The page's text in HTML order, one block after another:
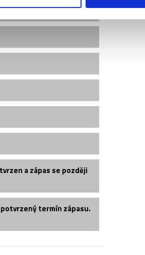
a zápas se později
termín zápasu.